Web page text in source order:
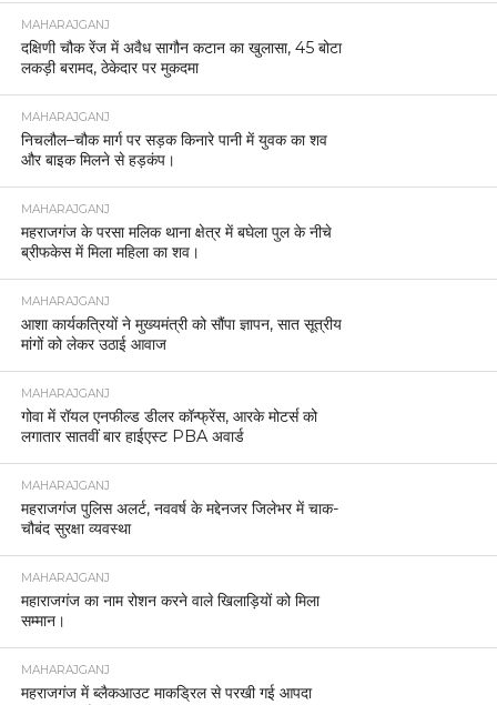
MAHARAJGANJ
दक्षिणी चौक रेंज में अवैध सागौन कटान का खुलासा, 45 बोटा
लकड़ी बरामद, ठेकेदार पर मुकदमा
MAHARAJGANJ
निचलौल–चौक मार्ग पर सड़क किनारे पानी में युवक का शव
और बाइक मिलने से हड़कंप।
MAHARAJGANJ
महराजगंज के परसा मलिक थाना क्षेत्र में बघेला पुल के नीचे
ब्रीफकेस में मिला महिला का शव।
MAHARAJGANJ
आशा कार्यकत्रियों ने मुख्यमंत्री को सौंपा ज्ञापन, सात सूत्रीय
मांगों को लेकर उठाई आवाज
MAHARAJGANJ
गोवा में रॉयल एनफील्ड डीलर कॉन्फ्रेंस, आरके मोटर्स को
लगातार सातवीं बार हाईएस्ट PBA अवार्ड
MAHARAJGANJ
महराजगंज पुलिस अलर्ट, नववर्ष के मद्देनजर जिलेभर में चाक-
चौबंद सुरक्षा व्यवस्था
MAHARAJGANJ
महाराजगंज का नाम रोशन करने वाले खिलाड़ियों को मिला
सम्मान।
MAHARAJGANJ
महराजगंज में ब्लैकआउट माकड्रिल से परखी गई आपदा